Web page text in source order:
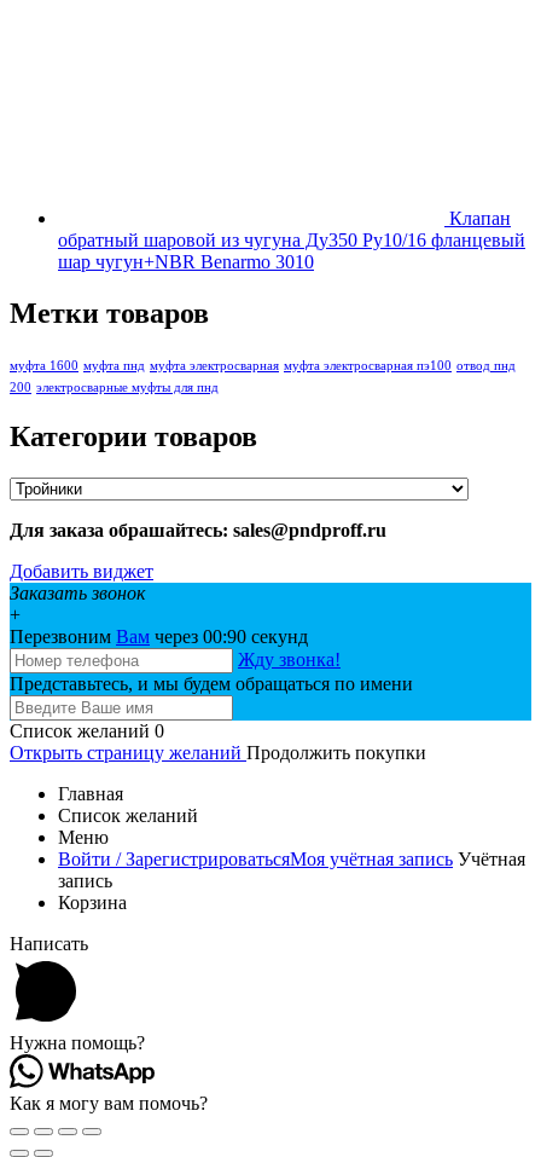
Клапан
обратный шаровой из чугуна Ду350 Ру10/16 фланцевый
шар чугун+NBR Benarmo 3010
Метки товаров
муфта 1600 муфта пнд муфта электросварная муфта электросварная пэ100 отвод пнд
200 электросварные муфты для пнд
Категории товаров
Для заказа обрашайтесь: sales@pndproff.ru
Добавить виджет
Заказать звонок
+
Перезвоним Вам через 00:90 секунд
Жду звонка!
Представьтесь, и мы будем обращаться по имени
Список желаний 0
Открыть страницу желаний Продолжить покупки
Главная
Список желаний
Меню
Войти / ЗарегистрироватьсяМоя учётная запись Учётная
запись
Корзина
Написать
Нужна помощь?
Как я могу вам помочь?